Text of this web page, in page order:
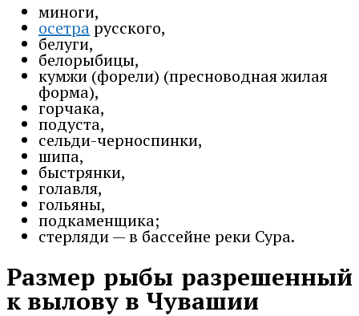
миноги,
осетрарусского,
белуги,
белорыбицы,
кумжи (форели) (пресноводная жилая
форма),
горчака,
подуста,
сельди-черноспинки,
шипа,
быстрянки,
голавля,
гольяны,
подкаменщика;
стерляди — в бассейне реки Сура.
Размер рыбы разрешенный
к вылову в Чувашии